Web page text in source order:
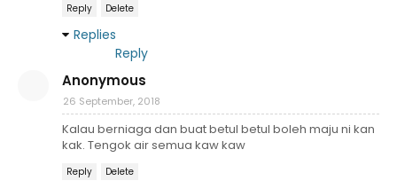
Reply Delete
Replies
Reply
Anonymous
26 September, 2018
Kalau berniaga dan buat betul betul boleh maju ni kan
kak. Tengok air semua kaw kaw
Reply Delete